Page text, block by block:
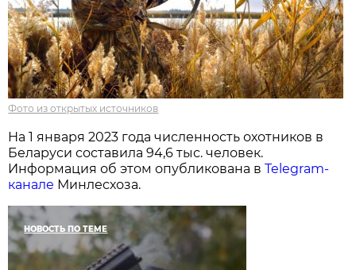
Фото из открытых источников
На 1 января 2023 года численность охотников в
Беларуси составила 94,6 тыс. человек.
Информация об этом опубликована вTelegram-
канале Минлесхоза.
НОВОСТЬ ПО ТЕМЕ